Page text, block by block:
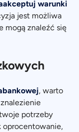
warunki
jest możliwa
mogą znaleźć się
, warto
potrzeby
oprocentowanie,